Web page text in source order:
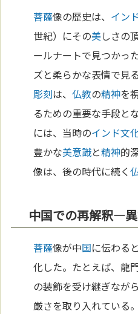
菩薩像の歴史は、 インド
世紀）にその美しさの
ールナートで見つかっ
ズと柔らかな表情で見
彫刻は、仏教の精神を
るための重要な手段と
には、当時のインド文
豊かな美意識と精神的
像は、後の時代に続く
中国での再解釈—
菩薩像が中国に伝わる
化した。たとえば、龍
の装飾を受け継ぎなが
厳さを取り入れている